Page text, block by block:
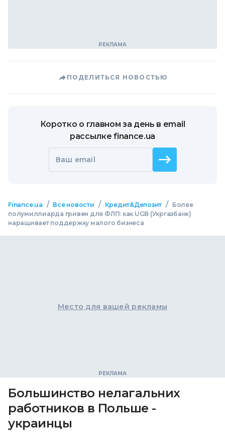
ПОДЕЛИТЬСЯ НОВОСТЬЮ
Коротко о главном за день в email
рассылке finance.ua
Ваш email
Finance.ua / Все новости / Кредит&Депозит /
Более
полумиллиарда гривен для ФЛП: как UGB (Укргазбанк)
наращивает поддержку малого бизнеса
Место для вашей рекламы
Большинство нелагальних
работников в Польше -
украинцы